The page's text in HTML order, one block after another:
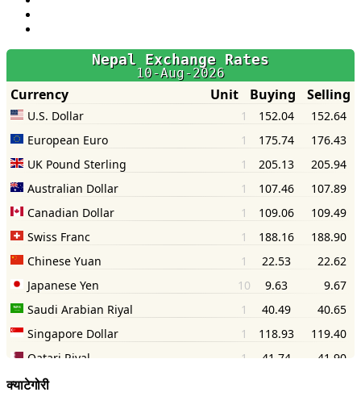
क्याटेगोरी